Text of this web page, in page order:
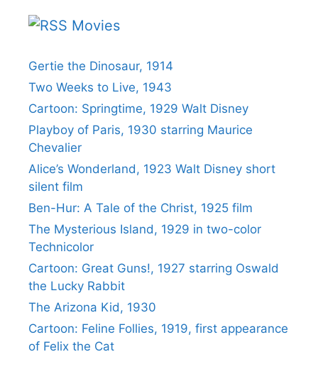
Movies
Gertie the Dinosaur, 1914
Two Weeks to Live, 1943
Cartoon: Springtime, 1929 Walt Disney
Playboy of Paris, 1930 starring Maurice
Chevalier
Alice’s Wonderland, 1923 Walt Disney short
silent film
Ben-Hur: A Tale of the Christ, 1925 film
The Mysterious Island, 1929 in two-color
Technicolor
Cartoon: Great Guns!, 1927 starring Oswald
the Lucky Rabbit
The Arizona Kid, 1930
Cartoon: Feline Follies, 1919, first appearance
of Felix the Cat